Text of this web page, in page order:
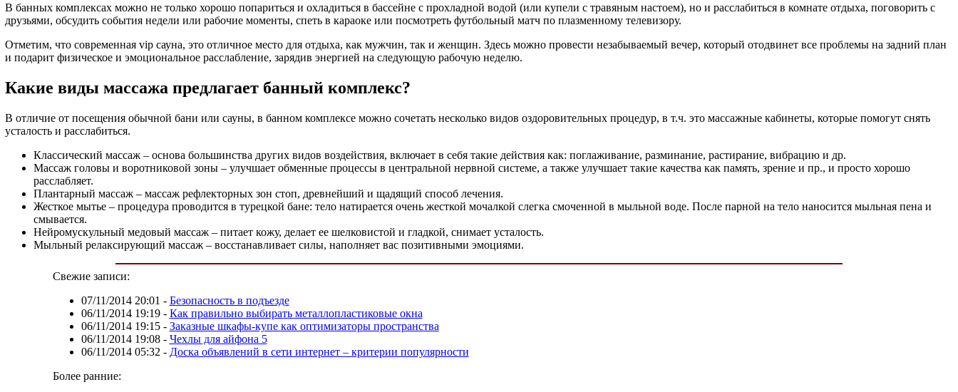
В банных комплексах можно не только хорошо попариться и охладиться в бассейне с прохладной водой (или купели с травяным настоем), но и расслабиться в комнате отдыха, поговорить с
друзьями, обсудить события недели или рабочие моменты, спеть в караоке или посмотреть футбольный матч по плазменному телевизору.
Отметим, что современная vip сауна, это отличное место для отдыха, как мужчин, так и женщин. Здесь можно провести незабываемый вечер, который отодвинет все проблемы на задний план
и подарит физическое и эмоциональное расслабление, зарядив энергией на следующую рабочую неделю.
Какие виды массажа предлагает банный комплекс?
В отличие от посещения обычной бани или сауны, в банном комплексе можно сочетать несколько видов оздоровительных процедур, в т.ч. это массажные кабинеты, которые помогут снять
усталость и расслабиться.
Классический массаж – основа большинства других видов воздействия, включает в себя такие действия как: поглаживание, разминание, растирание, вибрацию и др.
Массаж головы и воротниковой зоны – улучшает обменные процессы в центральной нервной системе, а также улучшает такие качества как память, зрение и пр., и просто хорошо
расслабляет.
Плантарный массаж – массаж рефлекторных зон стоп, древнейший и щадящий способ лечения.
Жесткое мытье – процедура проводится в турецкой бане: тело натирается очень жесткой мочалкой слегка смоченной в мыльной воде. После парной на тело наносится мыльная пена и
смывается.
Нейромускульный медовый массаж – питает кожу, делает ее шелковистой и гладкой, снимает усталость.
Мыльный релаксирующий массаж – восстанавливает силы, наполняет вас позитивными эмоциями.
Свежие записи:
07/11/2014 20:01 - Безопасность в подъезде
06/11/2014 19:19- Как правильно выбирать металлопластиковые окна
06/11/2014 19:15- Заказные шкафы-купе как оптимизаторы пространства
06/11/2014 19:08- Чехлы для айфона 5
06/11/2014 05:32 - Доска объявлений в сети интернет – критерии популярности
Более ранние: